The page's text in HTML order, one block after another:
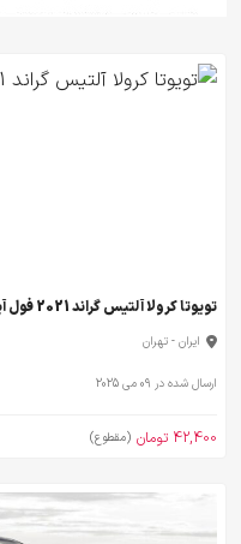
تویوتا کرولا آلتیس گراند 2021 فول آپشن، وضعیت عالی...
ایران - تهران
ارسال شده در 09 می 2025
42,400 تومان (مقطوع)